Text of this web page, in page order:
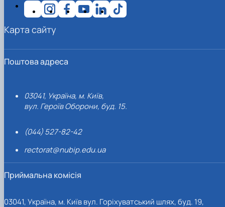
Поштова адреса
03041, Україна, м. Київ,
вул. Героїв Оборони, буд. 15.
(044) 527-82-42
rectorat@nubip.edu.ua
Приймальна комісія
03041, Україна, м. Київ вул. Горіхуватський шлях, буд. 19,
Карта сайту